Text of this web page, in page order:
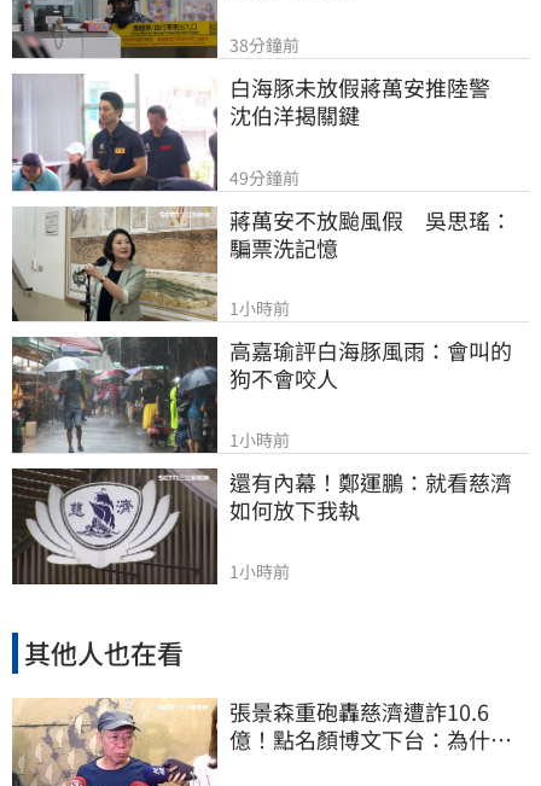
38分鐘前
白海豚未放假蔣萬安推陸警
沈伯洋揭關鍵
49分鐘前
蔣萬安不放颱風假　吳思瑤：
騙票洗記憶
1小時前
高嘉瑜評白海豚風雨：會叫的
狗不會咬人
1小時前
還有內幕！鄭運鵬：就看慈濟
如何放下我執
1小時前
其他人也在看
張景森重砲轟慈濟遭詐10.6
億！點名顏博文下台：為什麼